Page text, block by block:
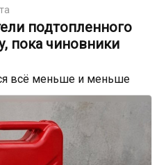
подтопленного
пока чиновники
всё меньше и меньше